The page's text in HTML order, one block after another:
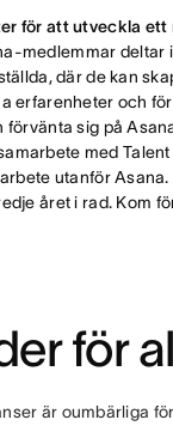
för att utveckla
medlemmar deltar
där de kan
erfarenheter och
förvänta sig på
med
utanför
året i rad. Kom
för
är oumbärliga